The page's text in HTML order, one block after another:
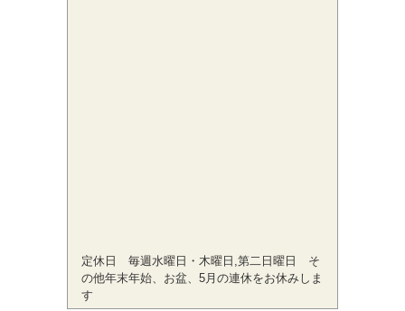
定休日 毎週水曜日・木曜日,第二日曜日 そ
の他年末年始、お盆、5月の連休をお休みしま
す